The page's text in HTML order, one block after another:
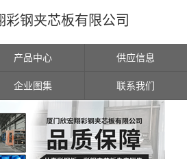
彩钢夹芯板有限公司
产品中心 供应信息
企业图集 联系我们